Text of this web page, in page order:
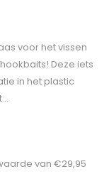
voor het vissen
Deze iets
in het plastic
van €29,95